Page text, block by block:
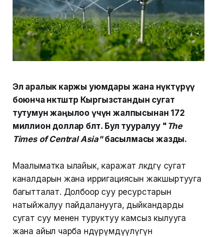
Эл аралык каржы уюмдары жана өнүктүрүү
боюнча өнөктөштөр Кыргызстандын сугат
тутумун жаңылоо үчүн жалпысынан 172
миллион доллар бөлөт. Бул тууралуу " The
Times of Central Asia"басылмасы жазды.
Маалыматка ылайык, каражат өлкөдөгү сугат
каналдарын жана ирригациясын жакшыртууга
багытталат. Долбоор суу ресурстарын
натыйжалуу пайдаланууга, дыйкандарды
сугат суу менен туруктуу камсыз кылууга
жана айыл чарба өндүрүмдүүлүгүн